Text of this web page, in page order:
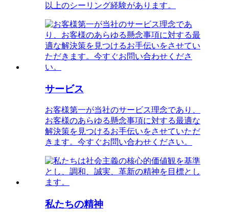
以上のシーリング経験があります。
サービス
お客様第一が当社のサービス理念であり、
お客様のあらゆる懸念事項に対する最適な
解決策を見つけるお手伝いをさせていただ
きます。今すぐお問い合わせください。
私たちの精神